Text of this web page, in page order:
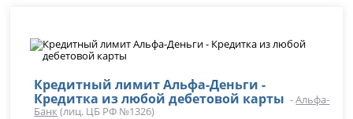
Кредитный лимит Альфа-Деньги -
Кредитка из любой дебетовой карты -Альфа-
Банк (лиц. ЦБ РФ №1326)